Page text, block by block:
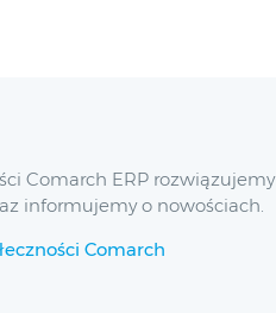
Comarch ERP
informujemy o nowościach.
Comarch